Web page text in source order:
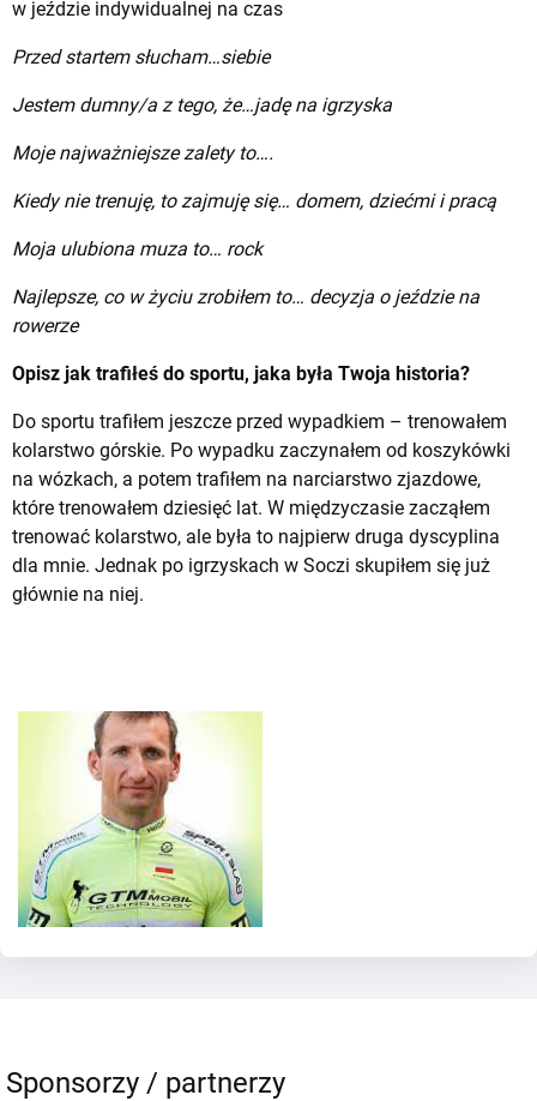
w jeździe indywidualnej na czas
Przed startem słucham…siebie
Jestem dumny/a z tego, że…jadę na igrzyska
Moje najważniejsze zalety to….
Kiedy nie trenuję, to zajmuję się… domem, dziećmi i pracą
Moja ulubiona muza to… rock
Najlepsze, co w życiu zrobiłem to… decyzja o jeździe na
rowerze
Opisz jak trafiłeś do sportu, jaka była Twoja historia?
Do sportu trafiłem jeszcze przed wypadkiem – trenowałem
kolarstwo górskie. Po wypadku zaczynałem od koszykówki
na wózkach, a potem trafiłem na narciarstwo zjazdowe,
które trenowałem dziesięć lat. W międzyczasie zacząłem
trenować kolarstwo, ale była to najpierw druga dyscyplina
dla mnie. Jednak po igrzyskach w Soczi skupiłem się już
głównie na niej.
Sponsorzy / partnerzy